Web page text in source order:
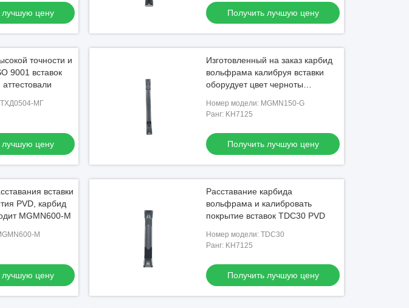
лучшую цену Получить лучшую цену
точности и
9001 вставок
МГ
лучшую цену
Изготовленный на заказ карбид
вольфрама калибруя вставки
оборудует цвет черноты
Номер модели: MGMN150-G
Ранг: KH7125
Получить лучшую цену
вставки
PVD, карбид
MGMN600-M
M
лучшую цену
Расставание карбида
вольфрама и калибровать
покрытие вставок TDC30 PVD
Номер модели: TDC30
Ранг: KH7125
Получить лучшую цену